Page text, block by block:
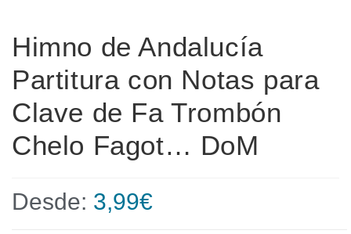
Himno de Andalucía
Partitura con Notas para
Clave de Fa Trombón
Chelo Fagot… DoM
Desde: 3,99€